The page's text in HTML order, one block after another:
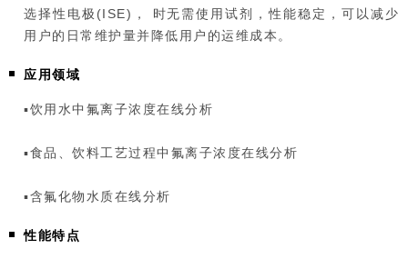
选择性电极(ISE)， 时无需使用试剂，性能稳定，可以减少
用户的日常维护量并降低用户的运维成本。
应用领域
▪饮用水中氟离子浓度在线分析
▪食品、饮料工艺过程中氟离子浓度在线分析
▪含氟化物水质在线分析
性能特点